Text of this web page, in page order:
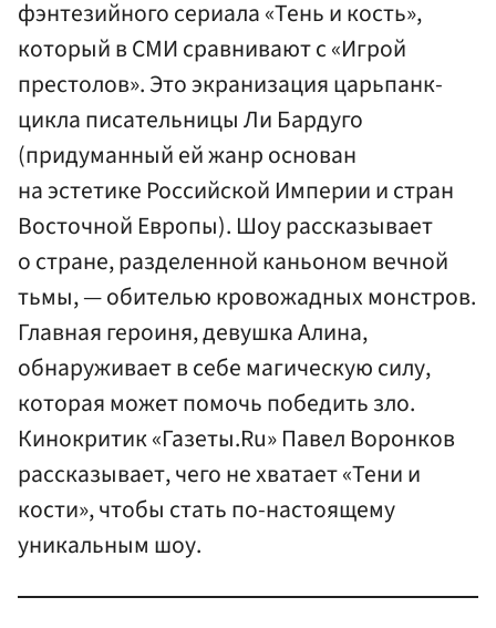
фэнтезийного сериала «Тень и кость»,
который в СМИ сравнивают с «Игрой
престолов». Это экранизация царьпанк-
цикла писательницы Ли Бардуго
(придуманный ей жанр основан
на эстетике Российской Империи и стран
Восточной Европы). Шоу рассказывает
о стране, разделенной каньоном вечной
тьмы, — обителью кровожадных монстров.
Главная героиня, девушка Алина,
обнаруживает в себе магическую силу,
которая может помочь победить зло.
Кинокритик «Газеты.Ru» Павел Воронков
рассказывает, чего не хватает «Тени и
кости», чтобы стать по-настоящему
уникальным шоу.